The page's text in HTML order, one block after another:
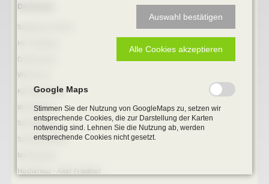
Navigation
Denkmale
Stephanus-Kirche
Hist. Rathaus
Domitorium
Wehrturm
Köttings Mühle
Windmühle
Ständehaus
Schmiede Galen
Mariensäule
Hochkreuz - Alter Friedhof
Auswahl bestätigen
Alle Cookies akzeptieren
Google Maps
Stimmen Sie der Nutzung von GoogleMaps zu, setzen wir
entsprechende Cookies, die zur Darstellung der Karten
notwendig sind. Lehnen Sie die Nutzung ab, werden
entsprechende Cookies nicht gesetzt.